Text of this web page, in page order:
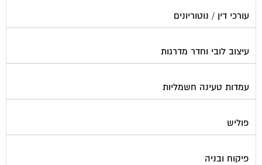
עורכי דין / נוטוריונים
עיצוב לובי וחדר מדרגות
עמדות טעינה חשמליות
פוליש
פיקוח ובניה